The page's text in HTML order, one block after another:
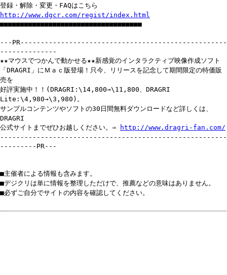
登録・解除・変更・FAQはこちら
http://www.dgcr.com/regist/index.html
■■■■■■■■■■■■■■■■■■■■■■■■■■■■■■■■■■■
---PR---------------------------------------------------
--------------
★★マウスでつかんで動かせる★★新感覚のインタラクティブ映像作成ソフト
「DRAGRI」にＭａｃ版登場！只今、リリースを記念して期間限定の特価販
売を
好評実施中！！(DRAGRI:\14,800→\11,800、DRAGRI
Lite:\4,980→\3,980)。
サンプルコンテンツやソフトの30日間無料ダウンロードなど詳しくは、
DRAGRI
公式サイトまでぜひお越しください。⇒
http://www.dragri-fan.com/
--------------------------------------------------------
---------PR---
■主催者による情報も含みます。
■デジクリは単に情報を整理しただけで、推薦などの意味はありません。
■必ずご自分でサイトの内容を確認してください。